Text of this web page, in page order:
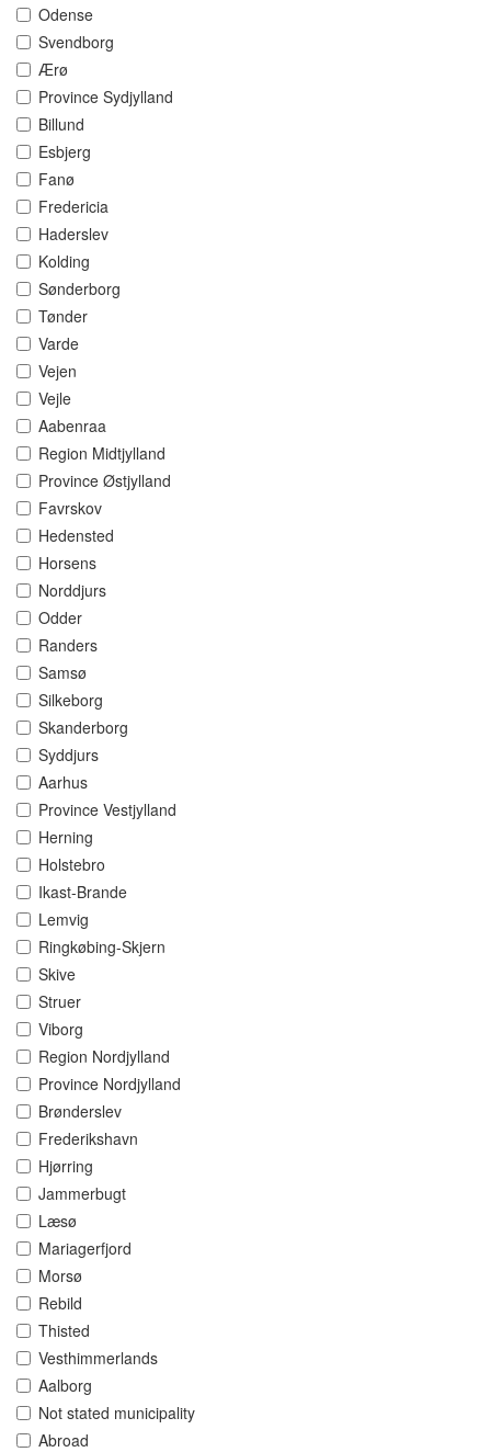
Odense
Svendborg
Ærø
Province Sydjylland
Billund
Esbjerg
Fanø
Fredericia
Haderslev
Kolding
Sønderborg
Tønder
Varde
Vejen
Vejle
Aabenraa
Region Midtjylland
Province Østjylland
Favrskov
Hedensted
Horsens
Norddjurs
Odder
Randers
Samsø
Silkeborg
Skanderborg
Syddjurs
Aarhus
Province Vestjylland
Herning
Holstebro
Ikast-Brande
Lemvig
Ringkøbing-Skjern
Skive
Struer
Viborg
Region Nordjylland
Province Nordjylland
Brønderslev
Frederikshavn
Hjørring
Jammerbugt
Læsø
Mariagerfjord
Morsø
Rebild
Thisted
Vesthimmerlands
Aalborg
Not stated municipality
Abroad